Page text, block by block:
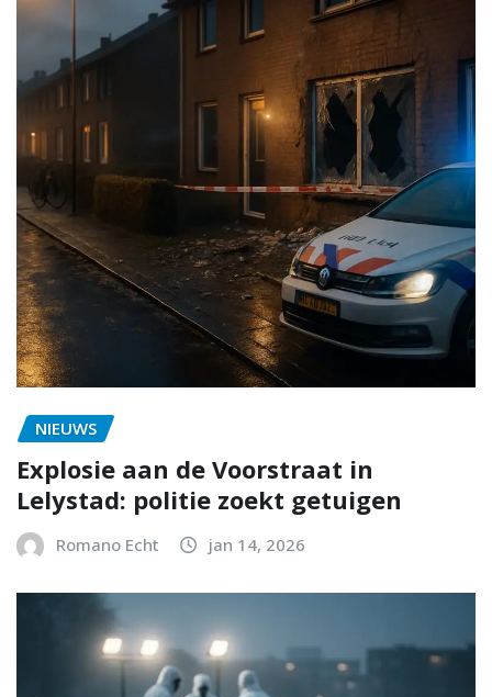
NIEUWS
Explosie aan de Voorstraat in
Lelystad: politie zoekt getuigen
Romano Echt jan 14, 2026